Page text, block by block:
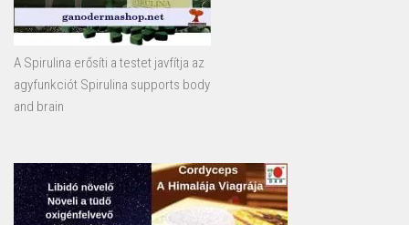
A Spirulina erősíti a testet javfítja az
agyfunkciót Spirulina supports body
and brain